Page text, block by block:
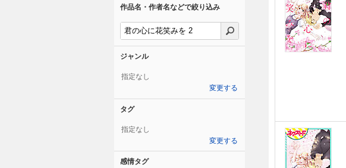
作品名・作者名などで絞り込み
ジャンル
指定なし
変更する
タグ
指定なし
変更する
感情タグ